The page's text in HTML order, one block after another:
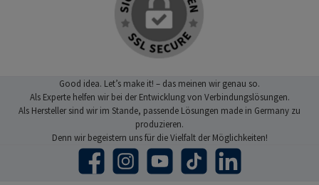
Good idea. Let’s make it! – das meinen wir genau so.
Als Experte helfen wir bei der Entwicklung von Verbindungslösungen.
Als Hersteller sind wir im Stande, passende Lösungen made in Germany zu
produzieren.
Denn wir begeistern uns für die Vielfalt der Möglichkeiten!
Facebook Instagram YouTube TikTok LinkedIn